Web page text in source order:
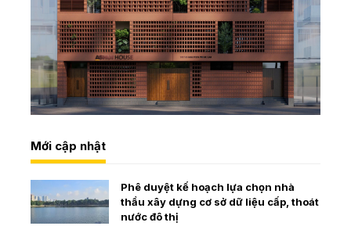
Mới cập nhật
Phê duyệt kế hoạch lựa chọn nhà
thầu xây dựng cơ sở dữ liệu cấp, thoát
nước đô thị